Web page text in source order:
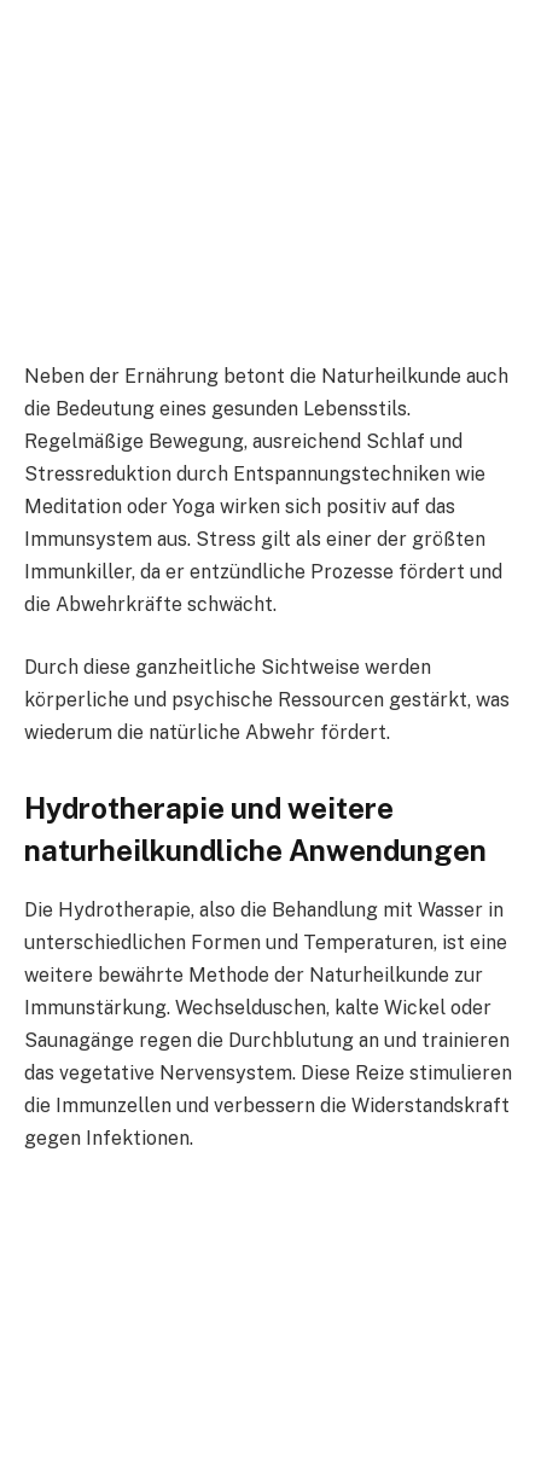
Neben der Ernährung betont die Naturheilkunde auch
die Bedeutung eines gesunden Lebensstils.
Regelmäßige Bewegung, ausreichend Schlaf und
Stressreduktion durch Entspannungstechniken wie
Meditation oder Yoga wirken sich positiv auf das
Immunsystem aus. Stress gilt als einer der größten
Immunkiller, da er entzündliche Prozesse fördert und
die Abwehrkräfte schwächt.
Durch diese ganzheitliche Sichtweise werden
körperliche und psychische Ressourcen gestärkt, was
wiederum die natürliche Abwehr fördert.
Hydrotherapie und weitere
naturheilkundliche Anwendungen
Die Hydrotherapie, also die Behandlung mit Wasser in
unterschiedlichen Formen und Temperaturen, ist eine
weitere bewährte Methode der Naturheilkunde zur
Immunstärkung. Wechselduschen, kalte Wickel oder
Saunagänge regen die Durchblutung an und trainieren
das vegetative Nervensystem. Diese Reize stimulieren
die Immunzellen und verbessern die Widerstandskraft
gegen Infektionen.